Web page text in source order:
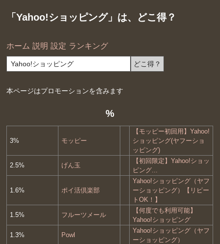
「Yahoo!ショッピング」は、どこ得？
ホーム 説明 設定 ランキング
本ページはプロモーションを含みます
%
3% モッピー
【モッピー初回用】Yahoo!
ショッピング(ヤフーショ
ッピング)
2.5% げん玉
【初回限定】Yahoo!ショッ
ピング...
1.6% ポイ活倶楽部
Yahoo!ショッピング（ヤフ
ーショッピング）【リピー
トOK！】
1.5% フルーツメール
【何度でも利用可能】
Yahoo!ショッピング
1.3% Powl
Yahoo!ショッピング（ヤフ
ーショッピング）